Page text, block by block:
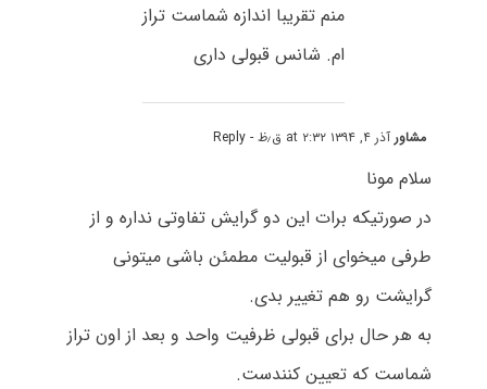
منم تقریبا اندازه شماست تراز
ام. شانس قبولی داری
مشاور آذر ۴, ۱۳۹۴ at ۲:۳۲ ق٫ظ - Reply
سلام مونا
در صورتیکه برات این دو گرایش تفاوتی نداره و از
طرفی میخوای از قبولیت مطمئن باشی میتونی
گرایشت رو هم تغییر بدی.
به هر حال برای قبولی ظرفیت واحد و بعد از اون تراز
شماست که تعیین کنندست.